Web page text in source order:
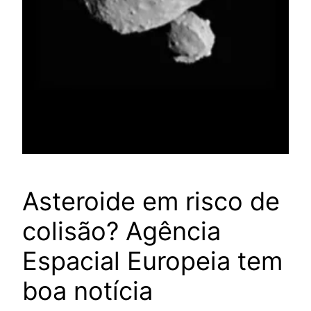
Asteroide em risco de
colisão? Agência
Espacial Europeia tem
boa notícia